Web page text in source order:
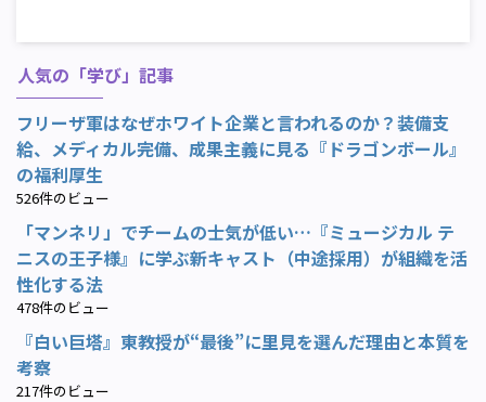
人気の「学び」記事
フリーザ軍はなぜホワイト企業と言われるのか？装備支
給、メディカル完備、成果主義に見る『ドラゴンボール』
の福利厚生
526件のビュー
「マンネリ」でチームの士気が低い…『ミュージカル テ
ニスの王子様』に学ぶ新キャスト（中途採用）が組織を活
性化する法
478件のビュー
『白い巨塔』東教授が“最後”に里見を選んだ理由と本質を
考察
217件のビュー